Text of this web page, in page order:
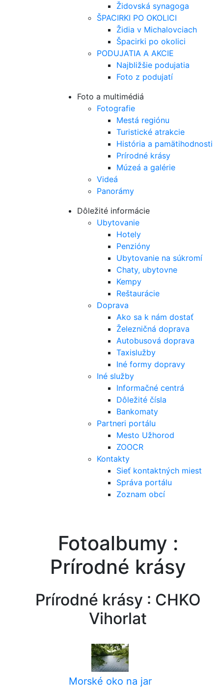
Židovská synagoga
ŠPACIRKI PO OKOLICI
Židia v Michalovciach
Špacirki po okolici
PODUJATIA A AKCIE
Najbližšie podujatia
Foto z podujatí
Foto a multimédiá
Fotografie
Mestá regiónu
Turistické atrakcie
História a pamätihodnosti
Prírodné krásy
Múzeá a galérie
Videá
Panorámy
Dôležité informácie
Ubytovanie
Hotely
Penzióny
Ubytovanie na súkromí
Chaty, ubytovne
Kempy
Reštaurácie
Doprava
Ako sa k nám dostať
Železničná doprava
Autobusová doprava
Taxislužby
Iné formy dopravy
Iné služby
Informačné centrá
Dôležité čísla
Bankomaty
Partneri portálu
Mesto Užhorod
ZOOCR
Kontakty
Sieť kontaktných miest
Správa portálu
Zoznam obcí
Fotoalbumy :
Prírodné krásy
Prírodné krásy : CHKO
Vihorlat
Morské oko na jar